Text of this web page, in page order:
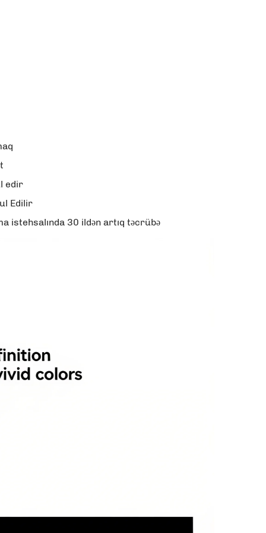
edir
Edilir
istehsalında 30 ildən artıq təcrübə